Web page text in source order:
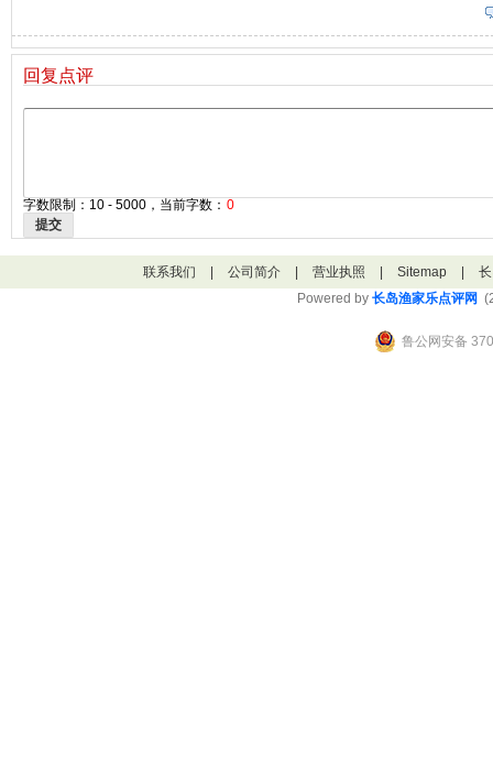
回复点评
字数限制：10 - 5000，当前字数： 0
提交
联系我们 公司简介 营业执照 Sitemap
Powered by 长岛渔家乐点评网
鲁公网安备